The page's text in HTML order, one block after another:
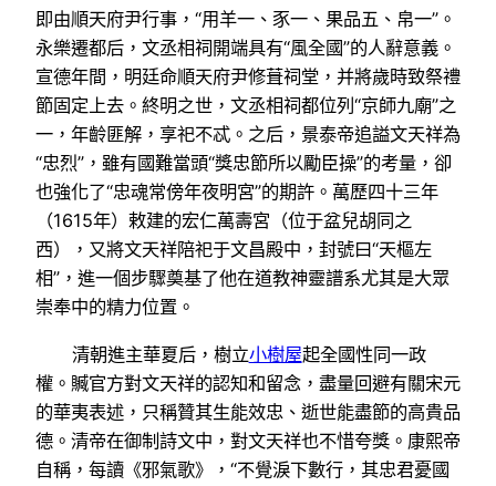
即由順天府尹行事，“用羊一、豕一、果品五、帛一”。
永樂遷都后，文丞相祠開端具有“風全國”的人辭意義。
宣德年間，明廷命順天府尹修葺祠堂，并將歲時致祭禮
節固定上去。終明之世，文丞相祠都位列“京師九廟”之
一，年齡匪解，享祀不忒。之后，景泰帝追謚文天祥為
“忠烈”，雖有國難當頭“獎忠節所以勵臣操”的考量，卻
也強化了“忠魂常傍年夜明宮”的期許。萬歷四十三年
（1615年）敕建的宏仁萬壽宮（位于盆兒胡同之
西），又將文天祥陪祀于文昌殿中，封號曰“天樞左
相”，進一個步驟奠基了他在道教神靈譜系尤其是大眾
崇奉中的精力位置。
清朝進主華夏后，樹立小樹屋起全國性同一政
權。贓官方對文天祥的認知和留念，盡量回避有關宋元
的華夷表述，只稱贊其生能效忠、逝世能盡節的高貴品
德。清帝在御制詩文中，對文天祥也不惜夸獎。康熙帝
自稱，每讀《邪氣歌》，“不覺淚下數行，其忠君憂國